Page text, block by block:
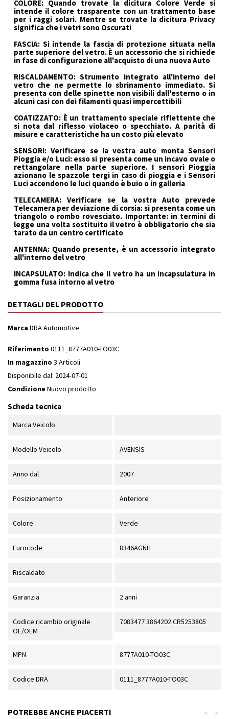
COLORE: Quando trovate la dicitura Colore Verde si
intende il colore trasparente con un trattamento base
per i raggi solari. Mentre se trovate la dicitura Privacy
significa che i vetri sono Oscurati
FASCIA: Si intende la fascia di protezione situata nella
parte superiore del vetro. È un accessorio che si richiede
in fase di configurazione all'acquisto di una nuova Auto
RISCALDAMENTO: Strumento integrato all'interno del
vetro che ne permette lo sbrinamento immediato. Si
presenta con delle spinette non visibili dall'esterno o in
alcuni casi con dei filamenti quasi impercettibili
COATIZZATO: È un trattamento speciale riflettente che
si nota dal riflesso violaceo o specchiato. A parità di
misure e caratteristiche ha un costo più elevato
SENSORI: Verificare se la vostra auto monta Sensori
Pioggia e/o Luci: esso si presenta come un incavo ovale o
rettangolare nella parte superiore. I sensori Pioggia
azionano le spazzole tergi in caso di pioggia e i Sensori
Luci accendono le luci quando è buio o in galleria
TELECAMERA: Verificare se la vostra Auto prevede
Telecamera per deviazione di corsia: si presenta come un
triangolo o rombo rovesciato. Importante: in termini di
legge una volta sostituito il vetro è obbligatorio che sia
tarato da un centro certificato
ANTENNA: Quando presente, è un accessorio integrato
all'interno del vetro
INCAPSULATO: Indica che il vetro ha un incapsulatura in
gomma fusa intorno al vetro
DETTAGLI DEL PRODOTTO
Marca DRA Automotive
Riferimento 0111_8777A010-TO03C
In magazzino 3 Articoli
Disponibile dal: 2024-07-01
Condizione Nuovo prodotto
Scheda tecnica
Marca Veicolo
Modello Veicolo AVENSIS
Anno dal 2007
Posizionamento Anteriore
Colore Verde
Eurocode 8346AGNH
Riscaldato
Garanzia 2 anni
Codice ricambio originale
OE/OEM
7083477 3864202 CR5253805
MPN 8777A010-TO03C
Codice DRA 0111_8777A010-TO03C
POTREBBE ANCHE PIACERTI >
<